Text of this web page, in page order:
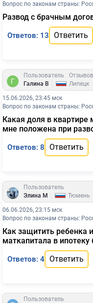
Вопрос по законам страны:
Развод с брачным
Ответов: 13 Ответить
Пользователь
Галина В
Липецк
15.06.2026, 23:45 мск
Вопрос по законам страны:
Какая доля в
мне положена при
Ответов: 8 Ответить
Пользователь
Элина М
Тюмень
06.06.2026, 23:15 мск
Вопрос по законам страны:
Как защитить ребенка
маткапитала в
Ответов: 4 Ответить
Пользователь